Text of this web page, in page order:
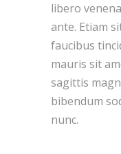
libero
ante. Etiam
faucibus
mauris sit
sagittis
bibendum
nunc.